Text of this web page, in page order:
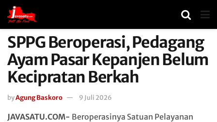
SPPG Beroperasi, Pedagang
Ayam Pasar Kepanjen Belum
Kecipratan Berkah
byAgung Baskoro 9 Juli 2026
JAVASATU.COM- Beroperasinya Satuan Pelayanan